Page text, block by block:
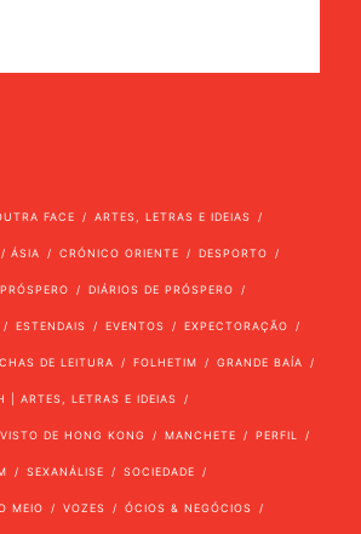
FACE ARTES, LETRAS E IDEIAS
ÁSIA CRÓNICO ORIENTE DESPORTO
DIÁRIOS DE PRÓSPERO
ESTENDAIS EVENTOS EXPECTORAÇÃO
DE LEITURA FOLHETIM GRANDE BAÍA
| ARTES, LETRAS E IDEIAS
DE HONG KONG MANCHETE PERFIL
SEXANÁLISE SOCIEDADE
MEIO VOZES ÓCIOS & NEGÓCIOS